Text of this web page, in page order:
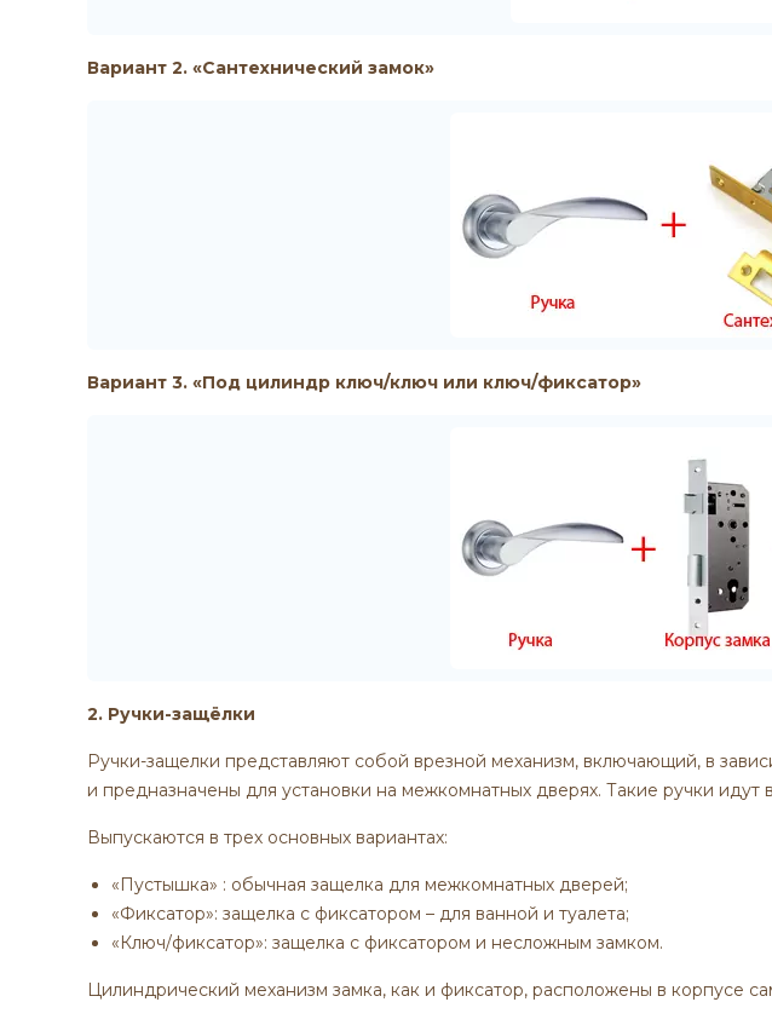
Вариант 2. «Сантехнический замок»
Вариант 3. «Под цилиндр ключ/ключ или ключ/фиксатор»
2. Ручки-защёлки
Ручки-защелки представляют собой врезной механизм, включающий, в
и предназначены для установки на межкомнатных дверях. Такие ручки
Выпускаются в трех основных вариантах:
«Пустышка» : обычная защелка для межкомнатных дверей;
«Фиксатор»: защелка с фиксатором – для ванной и туалета;
«Ключ/фиксатор»: защелка с фиксатором и несложным замком.
Цилиндрический механизм замка, как и фиксатор, расположены в корпусе